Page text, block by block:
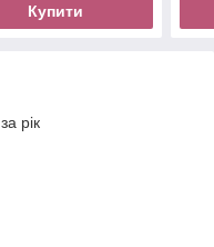
Купити
рік